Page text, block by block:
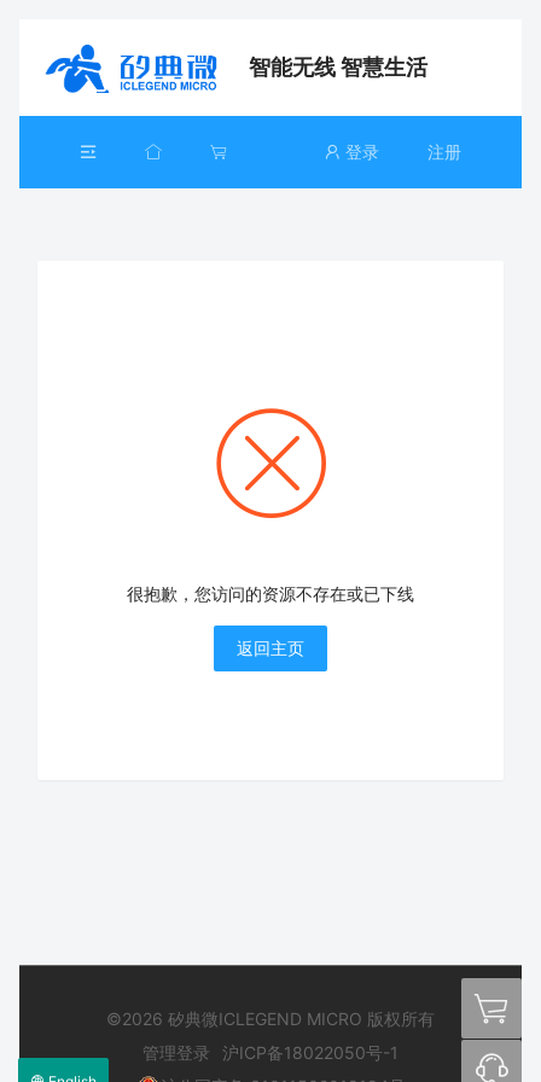
智能无线 智慧生活
注册
登录
很抱歉，您访问的资源不存在或已下线
返回主页
©2026 矽典微ICLEGEND MICRO 版权所有
管理登录
沪ICP备18022050号-1